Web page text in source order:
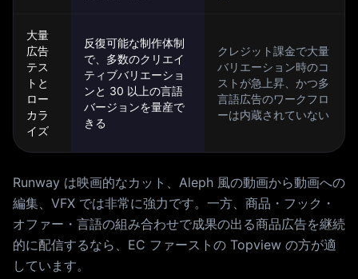
大量
広告
テス
トと
ロー
カラ
イズ
反復可能な制作体制
で、多数のクリエイ
ティブバリエーショ
ンと 30 以上の言語
バージョンを量産で
きる
クレジット課金で大量
バリエーション時のコ
ストが急上昇、かつ多
言語広告のワークフロ
ーは内蔵されていない
Runway は映画的なカット、Aleph 風の動画から動画への
編集、VFX では非常に強力です。一方、商品・フック・
オファー・言語の組み合わせで成果の出る商品広告を継続
的に配信するなら、EC ファーストの Topview の方が適
しています。